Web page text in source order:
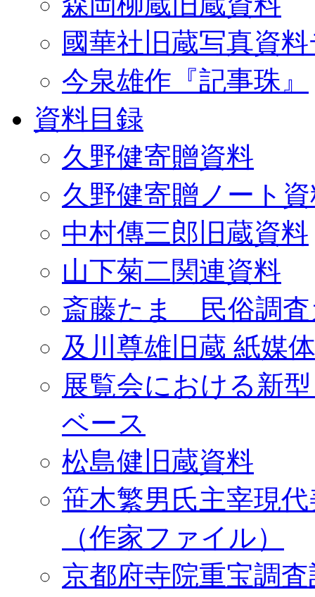
國華社旧蔵写真資
今泉雄作『記事珠』
資料目録
久野健寄贈資料
久野健寄贈ノート
中村傳三郎旧蔵資料
山下菊二関連資料
斎藤たま 民俗調査
及川尊雄旧蔵 紙媒
展覧会における新
ベース
松島健旧蔵資料
笹木繁男氏主宰現
（作家ファイル）
京都府寺院重宝調